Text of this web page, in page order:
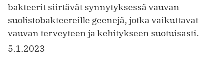
bakteerit siirtävät synnytyksessä vauvan
suolistobakteereille geenejä, jotka vaikuttavat
vauvan terveyteen ja kehitykseen suotuisasti.
5.1.2023